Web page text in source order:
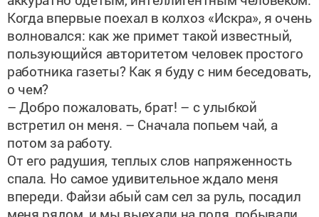
волновался: как же примет такой известный,
пользующийся авторитетом человек простого
работника газеты? Как я буду с ним беседовать,
о чем?
– Добро пожаловать, брат! – с улыбкой
встретил он меня. – Сначала попьем чай, а
потом за работу.
От его радушия, теплых слов напряженность
спала. Но самое удивительное ждало меня
впереди. Файзи абый сам сел за руль, посадил
меня рядом, и мы выехали на поля, побывали